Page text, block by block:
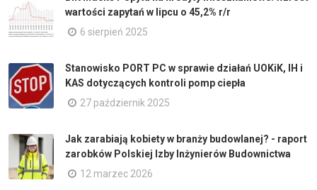
wartości zapytań w lipcu o 45,2% r/r
6 sierpień 2025
Stanowisko PORT PC w sprawie działań UOKiK, IH i
KAS dotyczących kontroli pomp ciepła
27 październik 2025
Jak zarabiają kobiety w branży budowlanej? - raport
zarobków Polskiej Izby Inżynierów Budownictwa
12 marzec 2026